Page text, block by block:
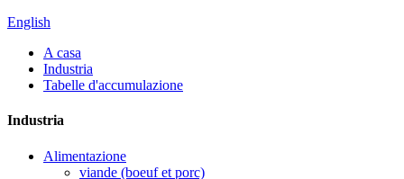
English
A casa
Industria
Tabelle d'accumulazione
Industria
Alimentazione
viande (boeuf et porc)